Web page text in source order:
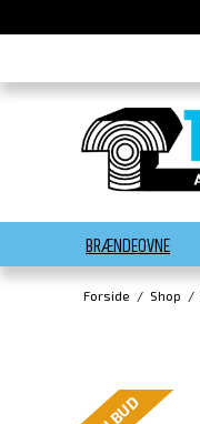
BRÆNDEOVNE
Forside / Shop /